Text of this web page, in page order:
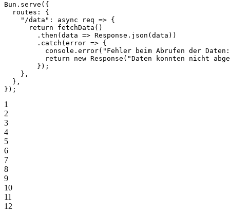
Bun. serve ({
  routes: {
    "/data"
: async req => {
      return
fetchData ()
        .
then ( data => Response. json (data))
        .
catch ( error => {
          console.
error( "Fehler beim Abrufen der
          return
new Response ( "Daten konnten nicht
        });
    },
  },
});
1
2
3
4
5
6
7
8
9
10
11
12